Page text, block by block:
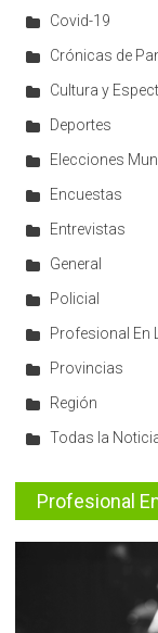
Covid-19
Crónicas de
Cultura y
Deportes
Elecciones
Encuestas
Entrevistas
General
Policial
Profesional En
Provincias
Región
Todas la
Profesional